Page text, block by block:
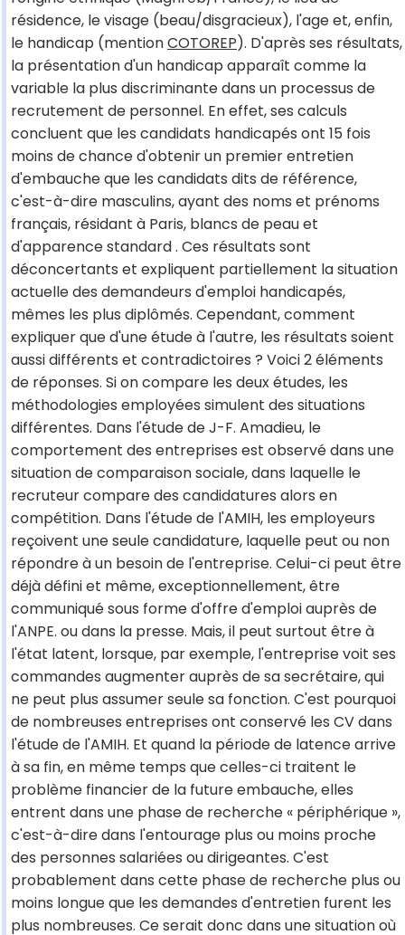
résidence, le visage (beau/disgracieux), l'age et, enfin,
le handicap (mentionCOTOREP). D'après ses résultats,
la présentation d'un handicap apparaît comme la
variable la plus discriminante dans un processus de
recrutement de personnel. En effet, ses calculs
concluent que les candidats handicapés ont 15 fois
moins de chance d'obtenir un premier entretien
d'embauche que les candidats dits de référence,
c'est-à-dire masculins, ayant des noms et prénoms
français, résidant à Paris, blancs de peau et
d'apparence standard . Ces résultats sont
déconcertants et expliquent partiellement la situation
actuelle des demandeurs d'emploi handicapés,
mêmes les plus diplômés. Cependant, comment
expliquer que d'une étude à l'autre, les résultats soient
aussi différents et contradictoires ? Voici 2 éléments
de réponses. Si on compare les deux études, les
méthodologies employées simulent des situations
différentes. Dans l'étude de J-F. Amadieu, le
comportement des entreprises est observé dans une
situation de comparaison sociale, dans laquelle le
recruteur compare des candidatures alors en
compétition. Dans l'étude de l'AMIH, les employeurs
reçoivent une seule candidature, laquelle peut ou non
répondre à un besoin de l'entreprise. Celui-ci peut être
déjà défini et même, exceptionnellement, être
communiqué sous forme d'offre d'emploi auprès de
l'ANPE. ou dans la presse. Mais, il peut surtout être à
l'état latent, lorsque, par exemple, l'entreprise voit ses
commandes augmenter auprès de sa secrétaire, qui
ne peut plus assumer seule sa fonction. C'est pourquoi
de nombreuses entreprises ont conservé les CV dans
l'étude de l'AMIH. Et quand la période de latence arrive
à sa fin, en même temps que celles-ci traitent le
problème financier de la future embauche, elles
entrent dans une phase de recherche « périphérique »,
c'est-à-dire dans l'entourage plus ou moins proche
des personnes salariées ou dirigeantes. C'est
probablement dans cette phase de recherche plus ou
moins longue que les demandes d'entretien furent les
plus nombreuses. Ce serait donc dans une situation où